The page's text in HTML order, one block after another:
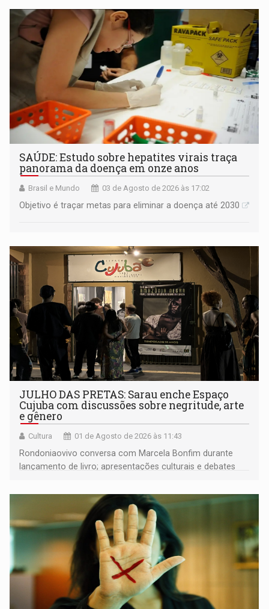
SAÚDE: Estudo sobre hepatites virais traça
panorama da doença em onze anos
Brasil e Mundo 03 de Agosto de 2026 às 17:02
Objetivo é traçar metas para eliminar a doença até 2030
JULHO DAS PRETAS: Sarau enche Espaço
Cujuba com discussões sobre negritude, arte
e gênero
Cultura 01 de Agosto de 2026 às 11:43
Rondoniaovivo conversa com Marcela Bonfim durante
lançamento de livro; apresentações culturais e debates
também durante agosto